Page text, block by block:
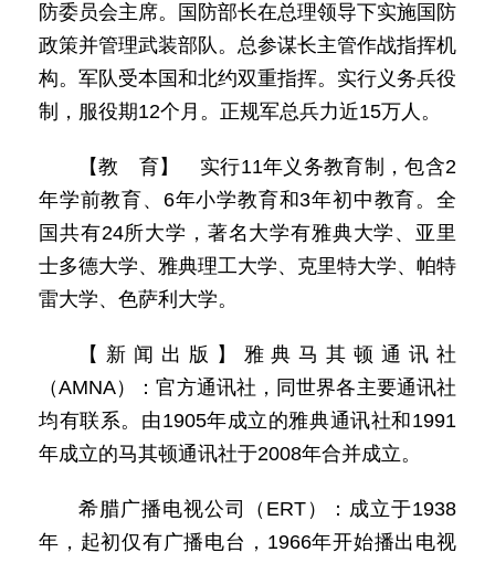
防委员会主席。国防部长在总理领导下实施国防
政策并管理武装部队。总参谋长主管作战指挥机
构。军队受本国和北约双重指挥。实行义务兵役
制，服役期12个月。正规军总兵力近15万人。
【教 育】 实行11年义务教育制，包含2
年学前教育、6年小学教育和3年初中教育。全
国共有24所大学，著名大学有雅典大学、亚里
士多德大学、雅典理工大学、克里特大学、帕特
雷大学、色萨利大学。
【新闻出版】雅典马其顿通讯社
（AMNA）：官方通讯社，同世界各主要通讯社
均有联系。由1905年成立的雅典通讯社和1991
年成立的马其顿通讯社于2008年合并成立。
希腊广播电视公司（ERT）：成立于1938
年，起初仅有广播电台，1966年开始播出电视